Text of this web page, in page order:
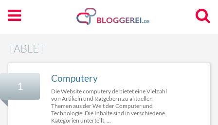
TABLET
1
Computery
Die Website computery.de bietet eine Vielzahl
von Artikeln und Ratgebern zu aktuellen
Themen aus der Welt der Computer und
Technologie. Die Inhalte sind in verschiedene
Kategorien unterteilt, ...